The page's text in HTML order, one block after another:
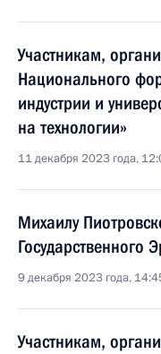
Участникам,
Национального
индустрии и
на технологии»
11 декабря 2023 года,
Михаилу
Государственного
9 декабря 2023 года,
Участникам,